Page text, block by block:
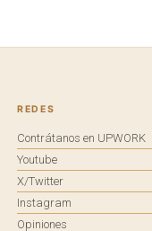
REDES
Contrátanos en UPWORK
Youtube
X/Twitter
Instagram
Opiniones